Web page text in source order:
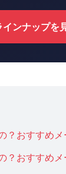
ンナップを
？おすすめ
？おすすめ